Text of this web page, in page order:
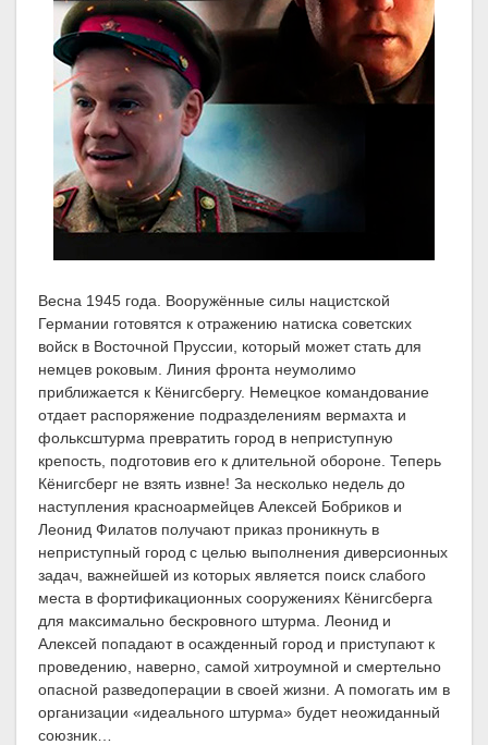
Весна 1945 года. Вооружённые силы нацистской
Германии готовятся к отражению натиска советских
войск в Восточной Пруссии, который может стать для
немцев роковым. Линия фронта неумолимо
приближается к Кёнигсбергу. Немецкое командование
отдает распоряжение подразделениям вермахта и
фольксштурма превратить город в неприступную
крепость, подготовив его к длительной обороне. Теперь
Кёнигсберг не взять извне! За несколько недель до
наступления красноармейцев Алексей Бобриков и
Леонид Филатов получают приказ проникнуть в
неприступный город с целью выполнения диверсионных
задач, важнейшей из которых является поиск слабого
места в фортификационных сооружениях Кёнигсберга
для максимально бескровного штурма. Леонид и
Алексей попадают в осажденный город и приступают к
проведению, наверно, самой хитроумной и смертельно
опасной разведоперации в своей жизни. А помогать им в
организации «идеального штурма» будет неожиданный
союзник…